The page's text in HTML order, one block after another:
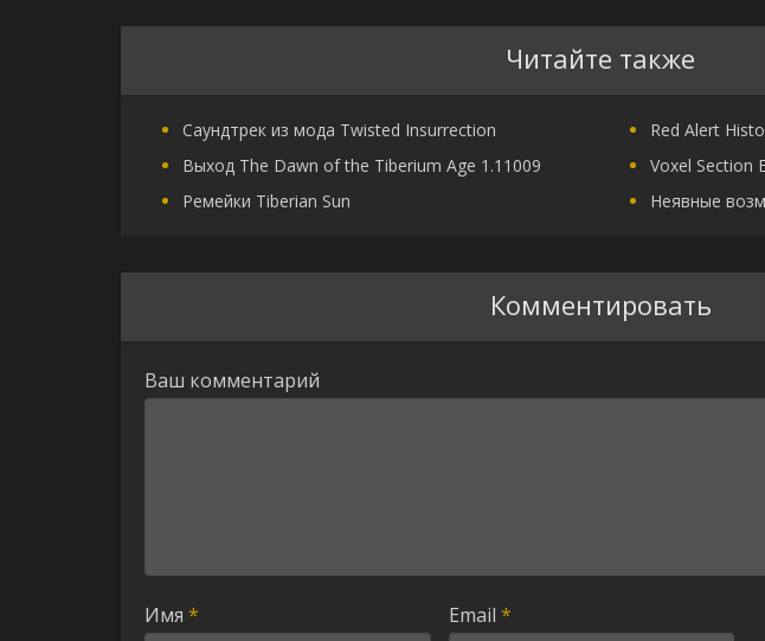
Читайте также
Саундтрек из мода Twisted Insurrection
Red Alert
Выход The Dawn of the Tiberium Age 1.11009
Voxel Section
Ремейки Tiberian Sun
Неявные
Комментировать
Ваш комментарий
Имя * Email *